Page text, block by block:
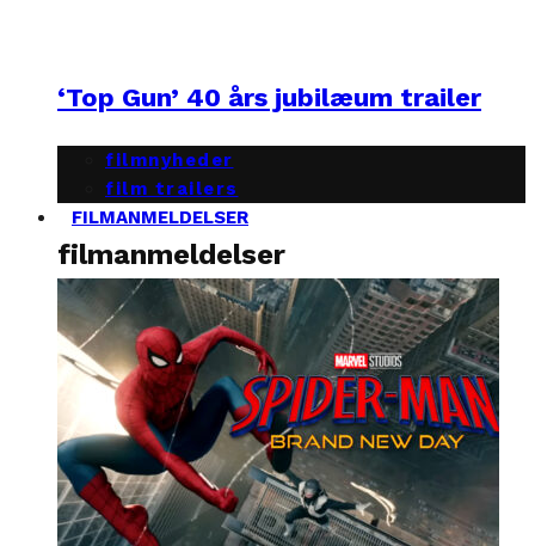
‘Top Gun’ 40 års jubilæum trailer
filmnyheder
film trailers
FILMANMELDELSER
filmanmeldelser